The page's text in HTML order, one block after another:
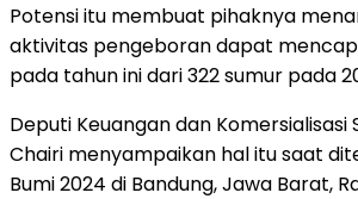
Potensi itu membuat pihaknya
aktivitas pengeboran dapat
pada tahun ini dari 322 sumur pada
Deputi Keuangan dan Komersialisasi
Chairi menyampaikan hal itu saat
Bumi 2024 di Bandung, Jawa Barat,